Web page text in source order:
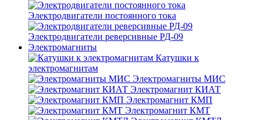
Электродвигатели постоянного тока
Электродвигатели реверсивные РД-09
Электромагниты
Катушки к
электромагнитам
Электромагниты МИС
Электромагнит КИАТ
Электромагнит КМП
Электромагнит КМТ